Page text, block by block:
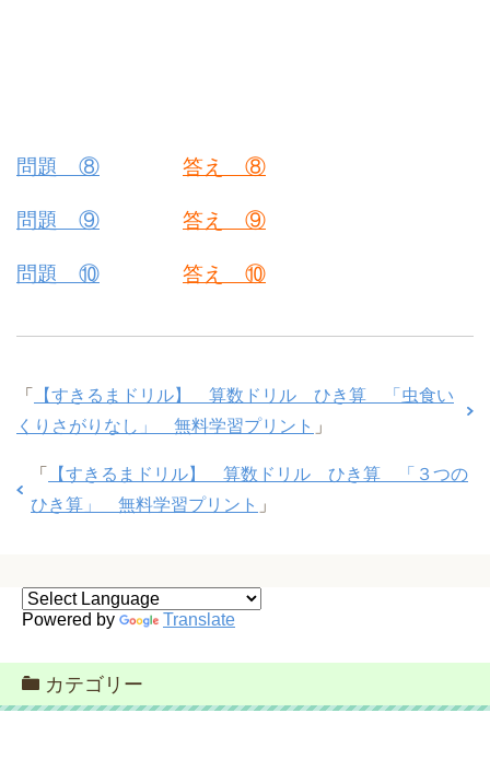
問題 ⑧ 答え ⑧
問題 ⑨ 答え ⑨
問題 ⑩ 答え ⑩
「
【すきるまドリル】 算数ドリル ひき算 「虫食い
くりさがりなし」 無料学習プリント 」
「
【すきるまドリル】 算数ドリル ひき算 「３つの
ひき算」 無料学習プリント 」
Powered by Translate
カテゴリー